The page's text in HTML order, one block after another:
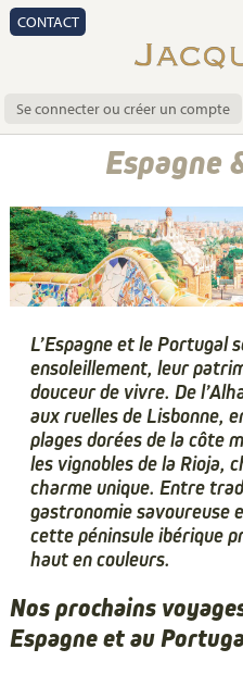
CONTACT
Se connecter ou créer un compte
Espagne
L’Espagne et le Portugal
ensoleillement, leur
douceur de vivre. De
aux ruelles de Lisbonne,
plages dorées de la côte
les vignobles de la Rioja,
charme unique. Entre
gastronomie savoureuse
cette péninsule ibérique
haut en couleurs.
Nos prochains
Espagne et au